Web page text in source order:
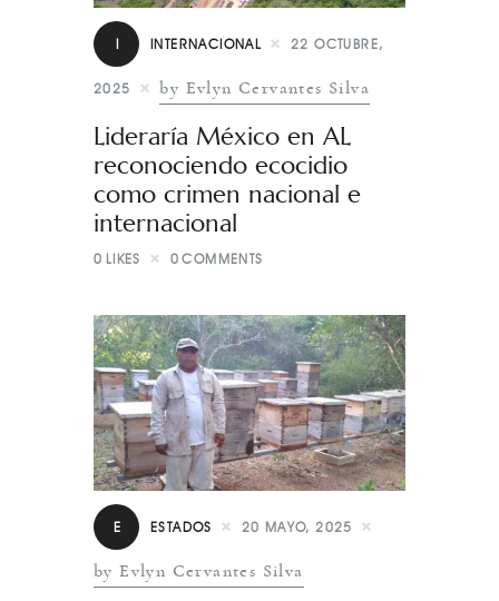
I INTERNACIONAL 22 OCTUBRE,
2025 by Evlyn Cervantes Silva
Lideraría México en AL
reconociendo ecocidio
como crimen nacional e
internacional
0 LIKES 0 COMMENTS
E ESTADOS 20 MAYO, 2025
by Evlyn Cervantes Silva